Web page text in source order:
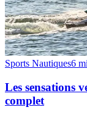
Sports Nautiques6
Les sensations
complet